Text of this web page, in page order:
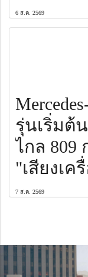
6 ส.ค. 2569
รุ่นเริ่มต้
ไกล 809
"เสียงเค
7 ส.ค. 2569